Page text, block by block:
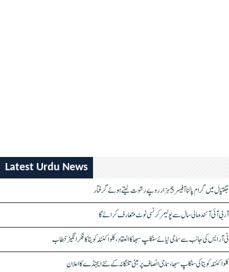
Latest Urdu News
جگتیال میں گرام پالنا آفیسر 5 ہزار روپے رشوت لیتے ہوئے گرفتار
آر بی آئی آئندہ مالی سال سے پولیمر کرنسی نوٹ متعارف کرائے گا
ٹی آر ایس کی جانب سے سماجی نیائے سنکلپ سبھا کا انعقاد، کلواکنٹلہ کویتا کا فکر انگیز خطاب
کلواکنٹلہ کویتا کی سنکلپ سبھا، سماجی انصاف پر مبنی تلنگانہ کے نئے ایجنڈے کا اعلان